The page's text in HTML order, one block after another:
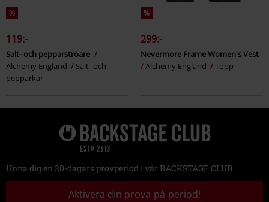
%
119:-
Salt- och pepparströare
Alchemy England
Salt- och
pepparkar
%
299:-
Nevermore Frame Women's Vest
Alchemy England
Topp
Unna dig en 30-dagars provperiod i vår BACKSTAGE CLUB
Aktivera din prova-på-period!